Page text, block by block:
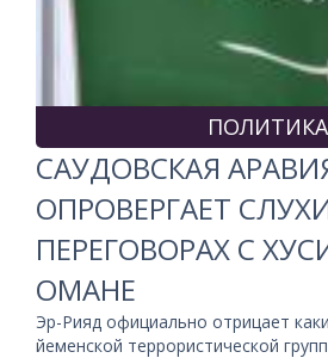
ПОЛИТИКА
САУДОВСКАЯ
ОПРОВЕРГАЕТ
ПЕРЕГОВОРАХ С
ОМАНЕ
Эр-Рияд официально отрицает
йеменской террористической